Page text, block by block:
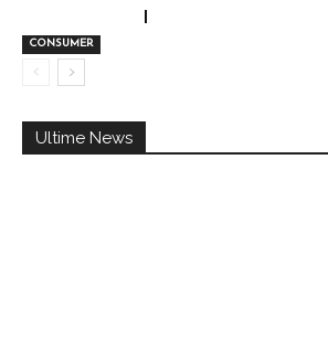
CONSUMER
I
Ultime News